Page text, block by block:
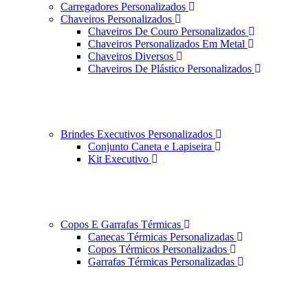
Carregadores Personalizados
Chaveiros Personalizados
Chaveiros De Couro Personalizados
Chaveiros Personalizados Em Metal
Chaveiros Diversos
Chaveiros De Plástico Personalizados
Brindes Executivos Personalizados
Conjunto Caneta e Lapiseira
Kit Executivo
Copos E Garrafas Térmicas
Canecas Térmicas Personalizadas
Copos Térmicos Personalizados
Garrafas Térmicas Personalizadas